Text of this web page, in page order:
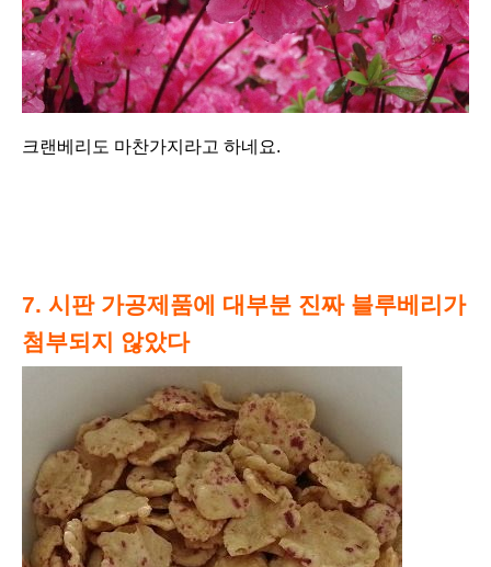
크랜베리도 마찬가지라고 하네요.
7. 시판 가공제품에 대부분 진짜 블루베리가
첨부되지 않았다